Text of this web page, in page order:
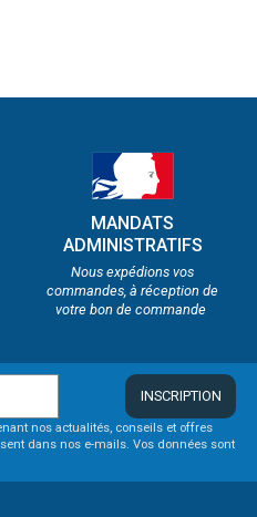
MANDATS
ADMINISTRATIFS
Nous expédions vos
commandes, à réception de
votre bon de commande
INSCRIPTION
nos actualités, conseils et offres
dans nos e-mails. Vos données sont